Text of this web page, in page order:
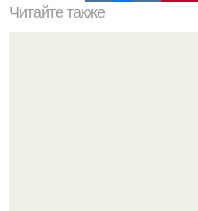
Читайте также